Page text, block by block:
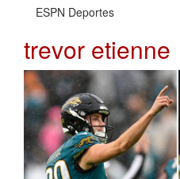
ESPN Deportes
trevor etienne